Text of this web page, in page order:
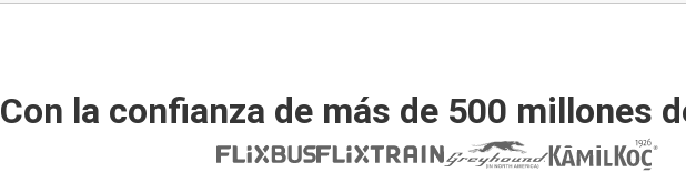
Con la confianza de más de 500 millones